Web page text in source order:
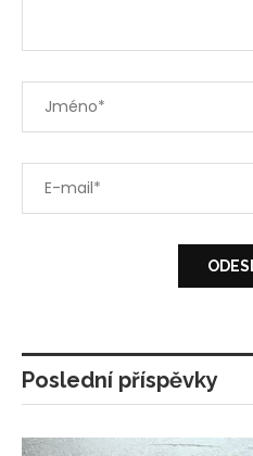
Poslední příspěvky